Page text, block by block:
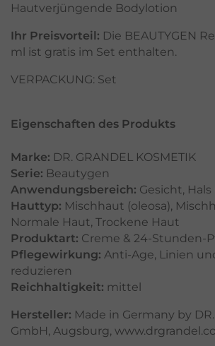
Hautverjüngende Bodylotion
Ihr Preisvorteil: Die BEAUTYGEN
ml ist gratis im Set enthalten.
VERPACKUNG: Set
Eigenschaften des Produkts
Marke: DR. GRANDEL KOSMETIK
Serie: Beautygen
Anwendungsbereich: Gesicht,
Hauttyp: Mischhaut (oleosa),
Normale Haut, Trockene Haut
Produktart: Creme & 24-Stunden-
Pflegewirkung: Anti-Age, Linien
reduzieren
Reichhaltigkeit: mittel
Hersteller: Made in Germany by
GmbH, Augsburg,